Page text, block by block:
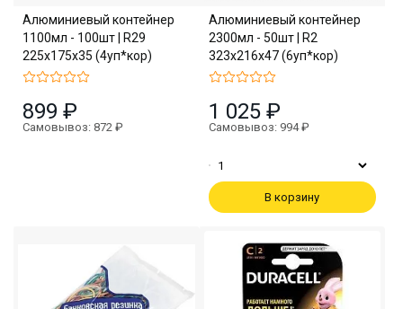
Алюминиевый контейнер
1100мл - 100шт | R29
225х175х35 (4уп*кор)
899 ₽
Самовывоз: 872 ₽
Алюминиевый контейнер
2300мл - 50шт | R2
323х216х47 (6уп*кор)
1 025 ₽
Самовывоз: 994 ₽
В корзину